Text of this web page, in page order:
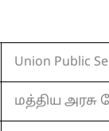
Union Public
மத்திய